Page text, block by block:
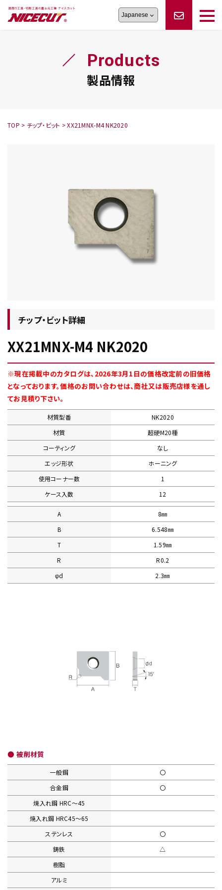
旋盤工具シリーズ
シリーズ
生産終了品
オーダー品依頼
フェイス・ショルダーシリーズかんたんオーダー
トラブルシューティング
ロックピンの逆ジメに注意
Products
製品情報
TOP > チップ・ビット >XX21MNX-M4 NK2020
チップ・ビット詳細
XX21MNX-M4 NK2020
※現在掲載中のカタログは、2026年3月1日の価格改定前の旧価格
となっております。価格のお問い合わせは、商社又は販売店様を通し
てお見積り下さい。
材質型番
NK2020
材質
超硬M20種
コーティング
なし
エッジ形状
ホーニング
使用コーナー数
1
ケース入数
12
A
8㎜
B
6.548㎜
T
1.59㎜
R
R0.2
φd
2.3㎜
● 被削材質
一般鋼
〇
合金鋼
〇
焼入れ鋼 HRC〜45
焼入れ鋼 HRC45〜65
ステンレス
〇
鋳鉄
△
樹脂
アルミ